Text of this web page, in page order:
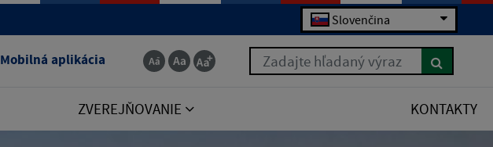
Slovenčina
Mobilná aplikácia Zadajte hľadaný výraz
ZVEREJŇOVANIE KONTAKTY